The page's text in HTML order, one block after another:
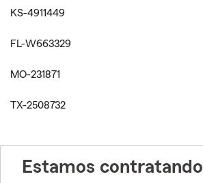
KS-4911449
FL-W663329
MO-231871
TX-2508732
Estamos contratando